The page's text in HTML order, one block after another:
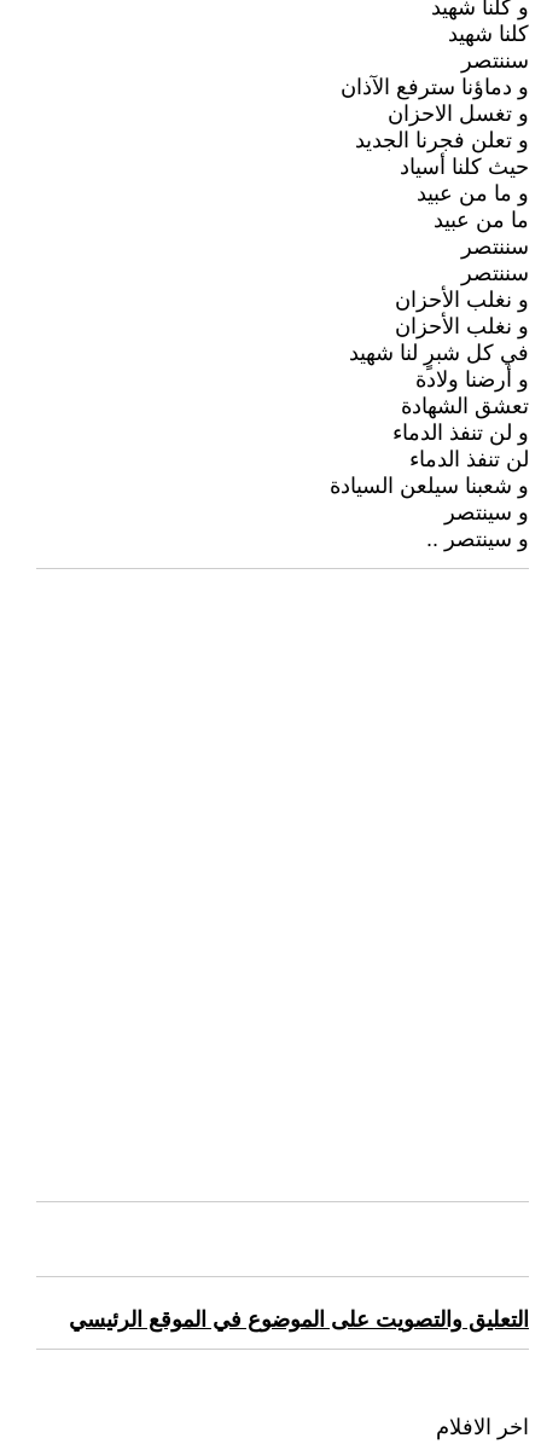
و كلنا شهيد
كلنا شهيد
سننتصر
و دماؤنا سترفع الآذان
و تغسل الاحزان
و تعلن فجرنا الجديد
حيث كلنا أسياد
و ما من عبيد
ما من عبيد
سننتصر
سننتصر
و نغلب الأحزان
و نغلب الأحزان
في كل شبرٍ لنا شهيد
و أرضنا ولادة
تعشق الشهادة
و لن تنفذ الدماء
لن تنفذ الدماء
و شعبنا سيلعن السيادة
و سينتصر
و سينتصر ..
التعليق والتصويت على الموضوع في الموقع الرئيسي
اخر الافلام